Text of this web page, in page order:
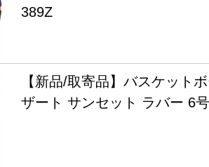
389Z
【新品/取寄品】バスケット
ザート サンセット ラバー 6